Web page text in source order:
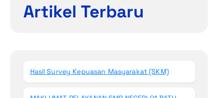
Artikel Terbaru
Hasil Survey Kepuasan Masyarakat (SKM)